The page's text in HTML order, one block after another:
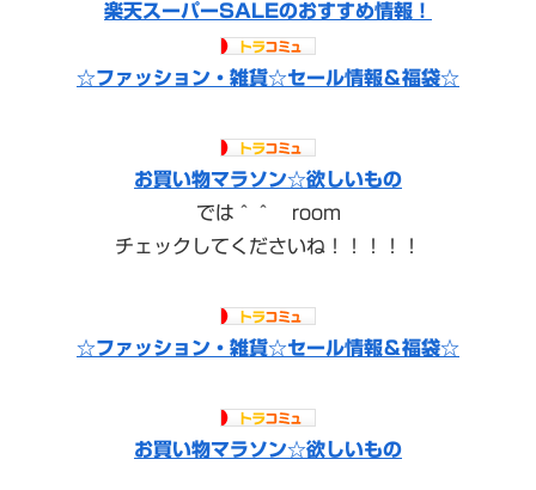
楽天スーパーSALEのおすすめ情報！
☆ファッション・雑貨☆セール情報＆福袋☆
お買い物マラソン☆欲しいもの
では＾＾ room
チェックしてくださいね！！！！！
☆ファッション・雑貨☆セール情報＆福袋☆
お買い物マラソン☆欲しいもの